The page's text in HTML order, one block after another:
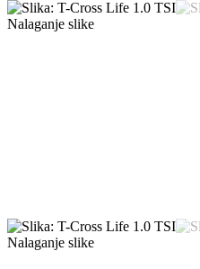
Nalaganje slike
Nalaganje slike